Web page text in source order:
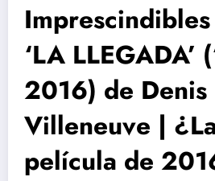
‘LA LLEGADA’
2016) de Denis
Villeneuve |
película de